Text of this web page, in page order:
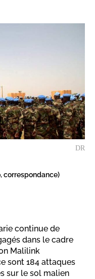
DR
correspondance)
continue de
dans le cadre
Malilink
sont 184 attaques
sur le sol malien